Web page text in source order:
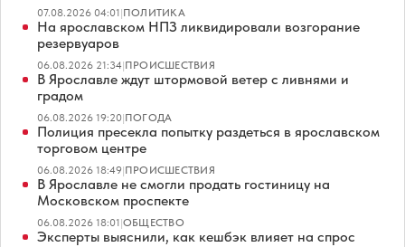
07.08.2026 04:01|ПОЛИТИКА
На ярославском НПЗ ликвидировали возгорание
резервуаров
06.08.2026 21:34|ПРОИСШЕСТВИЯ
В Ярославле ждут штормовой ветер с ливнями и
градом
06.08.2026 19:20|ПОГОДА
Полиция пресекла попытку раздеться в ярославском
торговом центре
06.08.2026 18:49|ПРОИСШЕСТВИЯ
В Ярославле не смогли продать гостиницу на
Московском проспекте
06.08.2026 18:01|ОБЩЕСТВО
Эксперты выяснили, как кешбэк влияет на спрос